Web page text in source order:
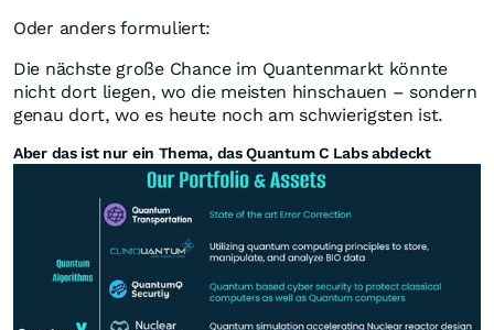
Oder anders formuliert:
Die nächste große Chance im Quantenmarkt könnte
nicht dort liegen, wo die meisten hinschauen – sondern
genau dort, wo es heute noch am schwierigsten ist.
Aber das ist nur ein Thema, das Quantum C Labs abdeckt